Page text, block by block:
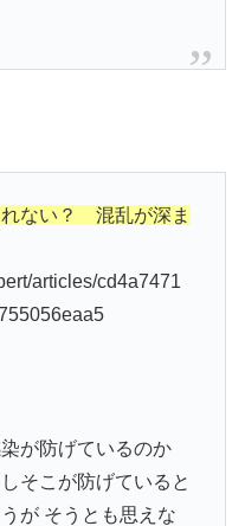
ない？ 混乱が深ま
articles/cd4a7471
が防げているのか
そこが防げていると
が そうとも思えな